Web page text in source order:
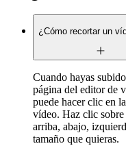
¿Cómo recortar un
Cuando hayas
página del editor de
puede hacer clic en
vídeo. Haz clic sobre
arriba, abajo,
tamaño que quieras.